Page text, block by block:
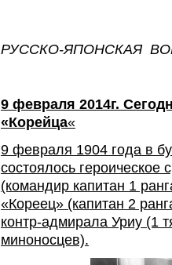
РУССКО-ЯПОНСКАЯ
9 февраля 2014г.
«Корейца«
9 февраля 1904 года в
состоялось героическое
(командир капитан 1
«Кореец» (капитан 2
контр-адмирала Уриу (1
миноносцев).